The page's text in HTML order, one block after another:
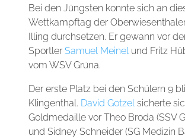
Bei den Jüngsten konnte sich an
Wettkampftag der
Illing durchsetzen. Er gewann vor
SportlerSamuel Meinelund Fritz
vom WSV Grüna.
Der erste Platz bei den Schülern 9
Klingenthal. David Götzelsicherte
Goldmedaille vor Theo Broda (SSV
und Sidney Schneider (SG Medizin